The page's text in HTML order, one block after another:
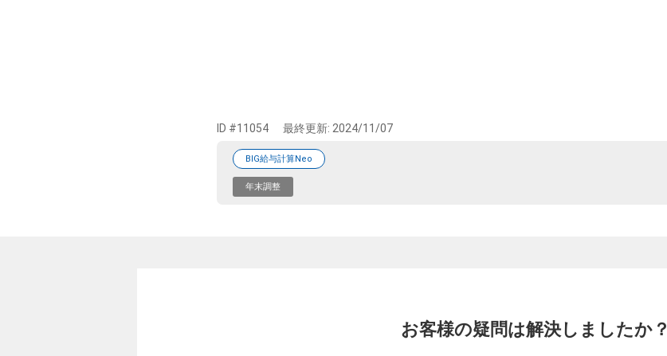
ID #11054 最終更新: 2024/11/07
BIG給与計算Neo
年末調整
お客様の疑問は解決しましたか？